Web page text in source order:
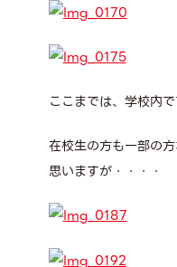
ここまでは、学校内で
在校生の方も一部の
思いますが・・・・